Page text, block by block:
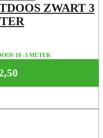
ZWART 3
10 -3 METER